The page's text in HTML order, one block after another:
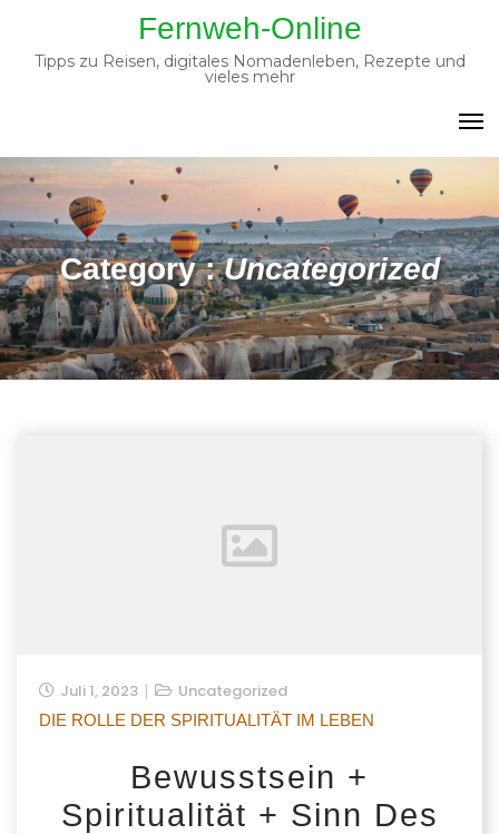
Fernweh-Online
Tipps zu Reisen, digitales Nomadenleben, Rezepte und
vieles mehr
Category :Uncategorized
Juli 1, 2023 Uncategorized
DIE ROLLE DER SPIRITUALITÄT IM LEBEN
Bewusstsein +
Spiritualität + Sinn Des